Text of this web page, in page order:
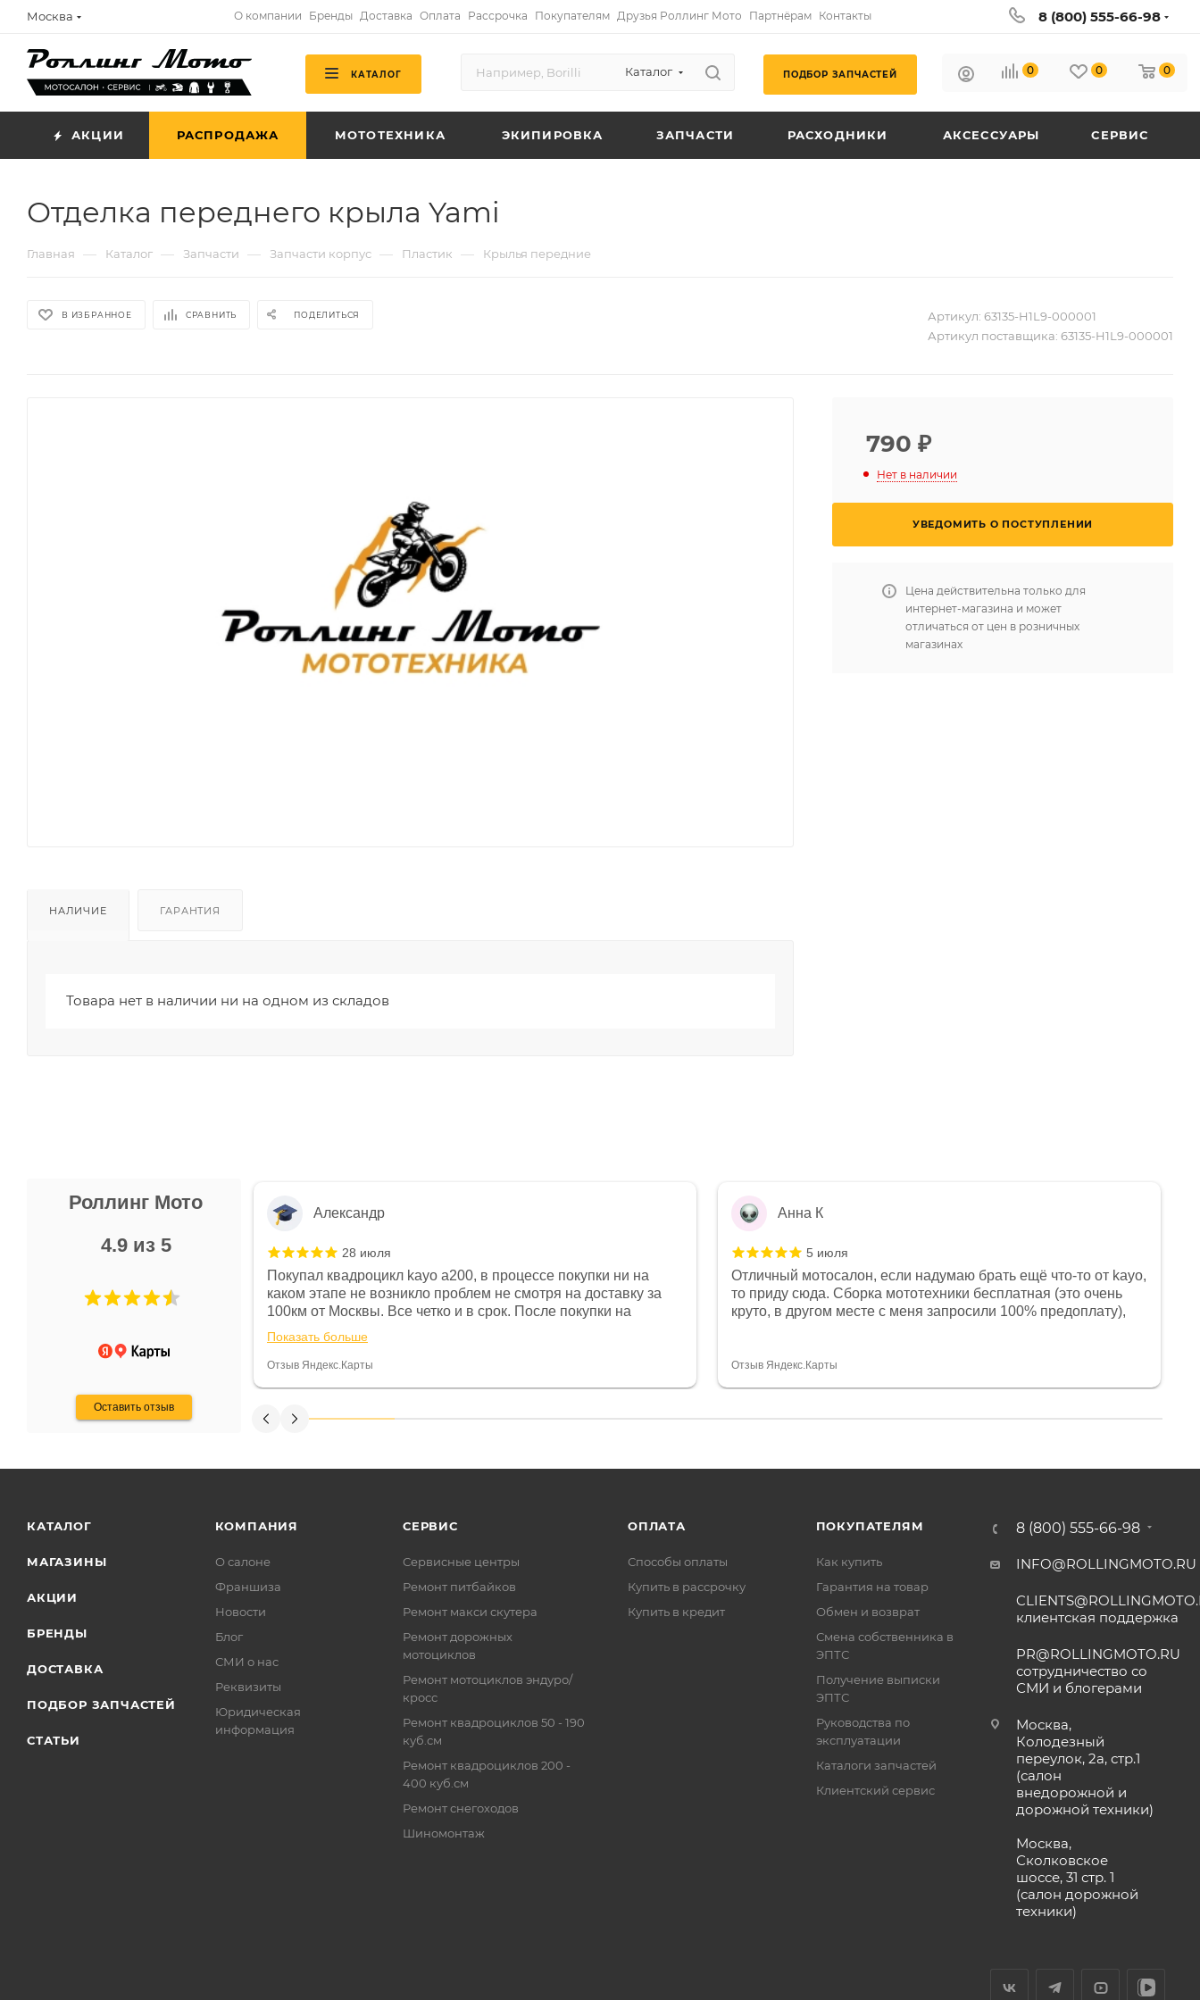
Москва О компании Бренды Доставка Оплата Рассрочка Покупателям Друзья Роллинг Мото Партнёрам Контакты 8 (800) 555-66-98
КАТАЛОГ Каталог ПОДБОР ЗАПЧАСТЕЙ 0 0 0
АКЦИИ РАСПРОДАЖА МОТОТЕХНИКА ЭКИПИРОВКА ЗАПЧАСТИ РАСХОДНИКИ АКСЕССУАРЫ СЕРВИС
Отделка переднего крыла Yami
Главная — Каталог — Запчасти — Запчасти корпус — Пластик — Крылья передние
В ИЗБРАННОЕ СРАВНИТЬ ПОДЕЛИТЬСЯ Артикул: 63135-H1L9-000001
Артикул поставщика: 63135-H1L9-000001
НАЛИЧИЕ ГАРАНТИЯ
Товара нет в наличии ни на одном из складов
790 ₽
Нет в наличии
УВЕДОМИТЬ О ПОСТУПЛЕНИИ
Цена действительна только для
интернет-магазина и может
отличаться от цен в розничных
магазинах
Роллинг Мото
4.9 из 5
Оставить отзыв
Не понравились условия
и дают только на год)
Александр
28 июля
Покупал квадроцикл kayo a200, в процессе покупки ни на
каком этапе не возникло проблем не смотря на доставку за
100км от Москвы. Все четко и в срок. После покупки на
спидометре всегда был 0, при этом представители магазина
постоянно были на связи и в итоге проблема была решена.
Считаю, что это говорит о небезразличии к клиенту после
Показать больше
Отзыв Яндекс.Карты
Анна К
5 июля
Отличный мотосалон, если надумаю брать ещё что-то от kayo,
то приду сюда. Сборка мототехники бесплатная (это очень
круто, в другом месте с меня запросили 100% предоплату),
спасибо отдельное, всегда на связи, очень детально всё
Отзыв Яндекс.Карты
КАТАЛОГ
МАГАЗИНЫ
АКЦИИ
БРЕНДЫ
ДОСТАВКА
ПОДБОР ЗАПЧАСТЕЙ
СТАТЬИ
КОМПАНИЯ
О салоне
Франшиза
Новости
Блог
СМИ о нас
Реквизиты
Юридическая
информация
СЕРВИС
Сервисные центры
Ремонт питбайков
Ремонт макси скутера
Ремонт дорожных
мотоциклов
Ремонт мотоциклов эндуро/
кросс
Ремонт квадроциклов 50 - 190
куб.см
Ремонт квадроциклов 200 -
400 куб.см
Ремонт снегоходов
Шиномонтаж
ОПЛАТА
Способы оплаты
Купить в рассрочку
Купить в кредит
ПОКУПАТЕЛЯМ
Как купить
Гарантия на товар
Обмен и возврат
Смена собственника в
ЭПТС
Получение выписки
ЭПТС
Руководства по
эксплуатации
Каталоги запчастей
Клиентский сервис
8 (800) 555-66-98
INFO@ROLLINGMOTO.RU
клиентская поддержка
PR@ROLLINGMOTO.RU
сотрудничество со
СМИ и блогерами
Москва,
Колодезный
переулок, 2а, стр.1
(салон
внедорожной и
дорожной техники)
Москва,
Сколковское
шоссе, 31 стр. 1
(салон дорожной
техники)